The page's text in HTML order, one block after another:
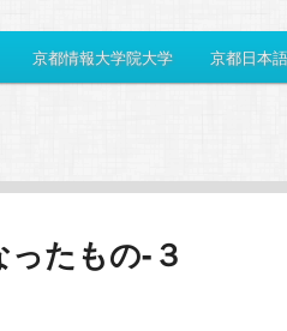
京都情報大学院大学 京都日本
たもの-３